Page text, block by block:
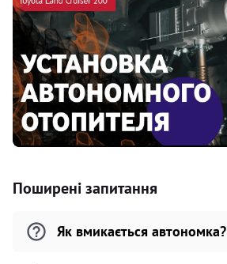
Поширені запитання
Як вмикається автономка?